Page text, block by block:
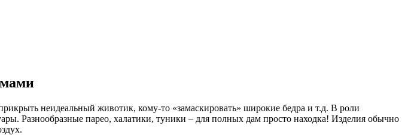
неидеальный животик, кому-то «замаскировать» широкие бедра и т.д. В роли
Разнообразные парео, халатики, туники – для полных дам просто находка! Изделия обычно